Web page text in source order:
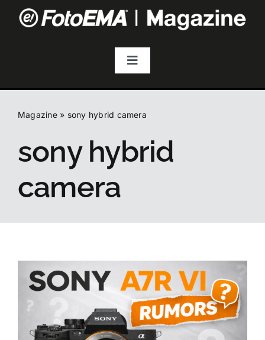
Toggle
Fotografia
La foto del mese
Guide
Magazine» sony hybrid camera
sony hybrid
camera